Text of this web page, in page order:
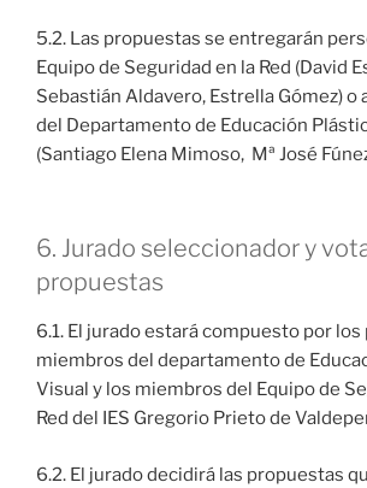
5.2. Las propuestas se entregarán
Equipo de Seguridad en la Red (David
Sebastián Aldavero, Estrella Gómez) o
del Departamento de Educación
(Santiago Elena Mimoso, Mª José
6. Jurado seleccionador y
propuestas
6.1. El jurado estará compuesto por
miembros del departamento de
Visual y los miembros del Equipo de
Red del IES Gregorio Prieto de
6.2. El jurado decidirá las propuestas